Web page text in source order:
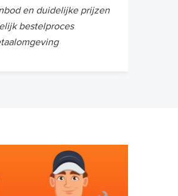
en duidelijke prijzen
bestelproces